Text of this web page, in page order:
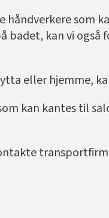
som
kan vi
eller hjemme,
kan kantes til